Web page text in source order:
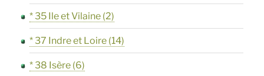
* 35 Ile et Vilaine (2)
* 37 Indre et Loire (14)
* 38 Isère (6)